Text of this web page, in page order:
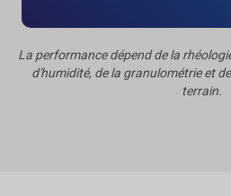
La performance dépend de la
d'humidité, de la granulométrie et
terrain.